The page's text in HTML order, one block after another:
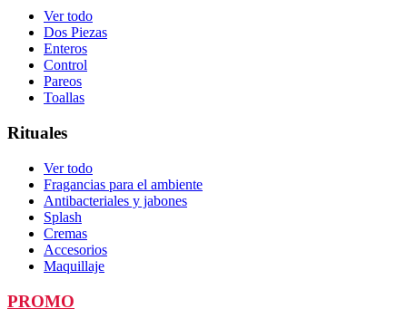
Ver todo
Dos Piezas
Enteros
Control
Pareos
Toallas
Rituales
Ver todo
Fragancias para el ambiente
Antibacteriales y jabones
Splash
Cremas
Accesorios
Maquillaje
PROMO